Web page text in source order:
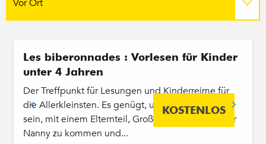
Vor Ort
KOSTENLOS
Les biberonnades : Vorlesen für Kinder
unter 4 Jahren
Der Treffpunkt für Lesungen und Kinderreime für
die Allerkleinsten. Es genügt, unter 4 Jahre alt zu
sein, mit einem Elternteil, Großelternteil oder einer
Nanny zu kommen und...